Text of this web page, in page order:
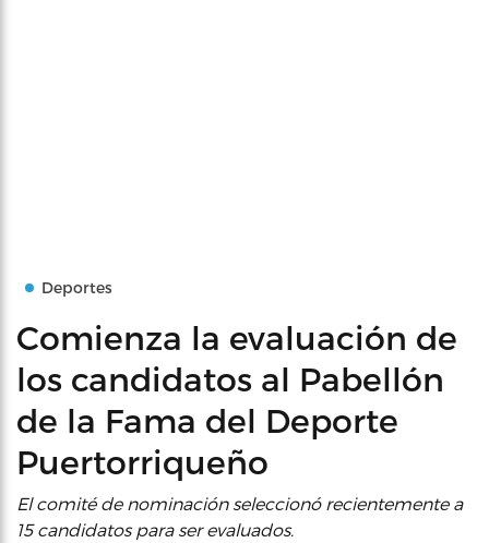
Deportes
Comienza la evaluación de
los candidatos al Pabellón
de la Fama del Deporte
Puertorriqueño
El comité de nominación seleccionó recientemente a
15 candidatos para ser evaluados.